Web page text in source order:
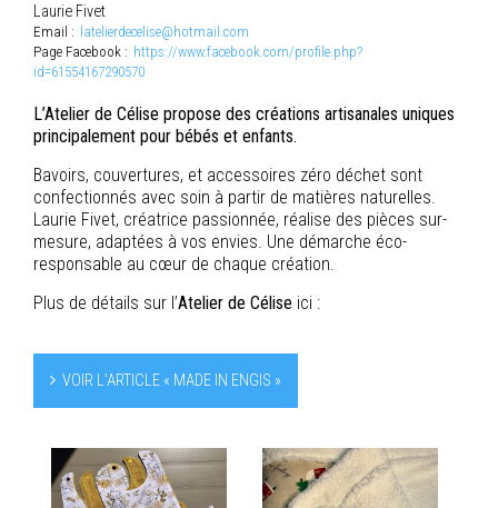
Laurie Fivet
Email : latelierdecelise@hotmail.com
Page Facebook : https://www.facebook.com/profile.php?
id=61554167290570
L’Atelier de Célise propose des créations artisanales uniques
principalement pour bébés et enfants.
Bavoirs, couvertures, et accessoires zéro déchet sont
confectionnés avec soin à partir de matières naturelles.
Laurie Fivet, créatrice passionnée, réalise des pièces sur-
mesure, adaptées à vos envies. Une démarche éco-
responsable au cœur de chaque création.
Plus de détails sur l’Atelier de Célise ici :
VOIR L’ARTICLE « MADE IN ENGIS »